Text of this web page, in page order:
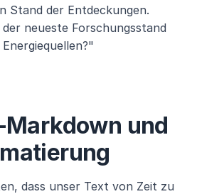
Stand der Entdeckungen.
der neueste Forschungsstand
Markdown und
dass unser Text von Zeit zu